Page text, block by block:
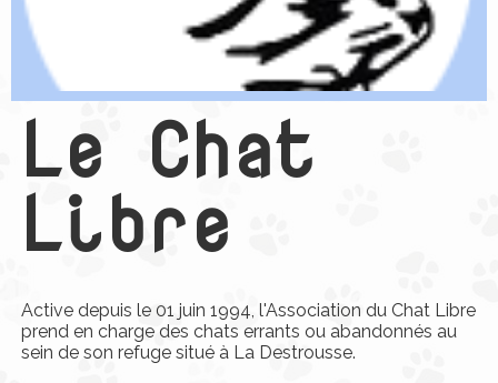
Le Chat
Libre
Active depuis le 01 juin 1994, l'Association du Chat Libre
prend en charge des chats errants ou abandonnés au
sein de son refuge situé à La Destrousse.